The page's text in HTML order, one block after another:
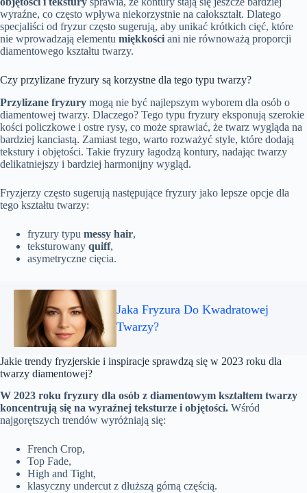
wyraźne, co często wpływa niekorzystnie na całokształt. Dlatego
specjaliści od fryzur często sugerują, aby unikać krótkich cięć, które
nie wprowadzają elementu miękkości ani nie równoważą proporcji
diamentowego kształtu twarzy.
Czy przylizane fryzury są korzystne dla tego typu twarzy?
Przylizane fryzury mogą nie być najlepszym wyborem dla osób o
diamentowej twarzy. Dlaczego? Tego typu fryzury eksponują szerokie
kości policzkowe i ostre rysy, co może sprawiać, że twarz wygląda na
bardziej kanciastą. Zamiast tego, warto rozważyć style, które dodają
tekstury i objętości. Takie fryzury łagodzą kontury, nadając twarzy
delikatniejszy i bardziej harmonijny wygląd.
Fryzjerzy często sugerują następujące fryzury jako lepsze opcje dla
tego kształtu twarzy:
fryzury typu messy hair,
teksturowany quiff,
asymetryczne cięcia.
Jaka Fryzura Do Kwadratowej
Twarzy?
Jakie trendy fryzjerskie i inspiracje sprawdzą się w 2023 roku dla
twarzy diamentowej?
W 2023 roku fryzury dla osób z diamentowym kształtem twarzy
koncentrują się na wyraźnej teksturze i objętości. Wśród
najgorętszych trendów wyróżniają się:
French Crop,
Top Fade,
High and Tight,
klasyczny undercut z dłuższą górną częścią.